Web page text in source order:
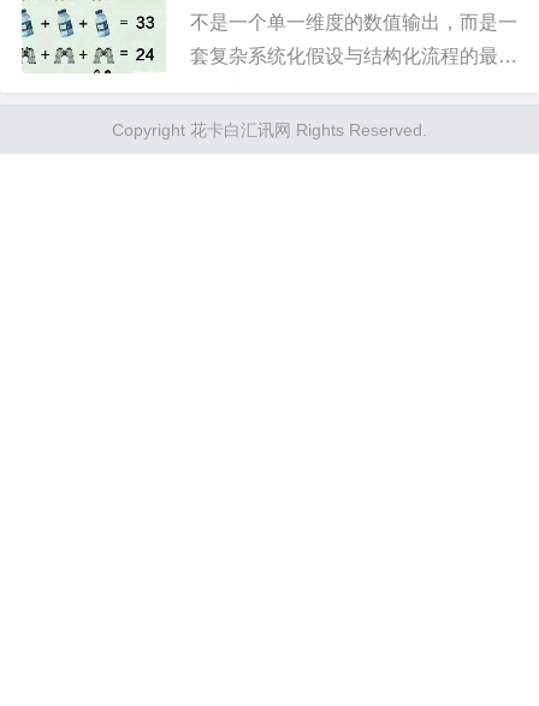
不是一个单一维度的数值输出，而是一
套复杂系统化假设与结构化流程的最终
传统的算术运算模型剥离出来。深层来
看，计算的核心逻辑是建立一种...
Copyright 花卡白汇讯网 Rights Reserved.